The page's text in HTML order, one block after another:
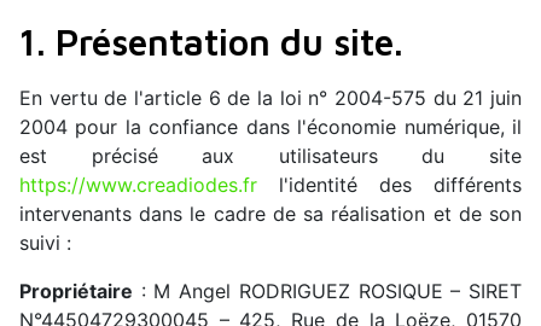
1. Présentation du site.
En vertu de l'article 6 de la loi n° 2004-575 du 21 juin
2004 pour la confiance dans l'économie numérique, il
est précisé aux utilisateurs du site
https://www.creadiodes.fr l'identité des différents
intervenants dans le cadre de sa réalisation et de son
suivi :
Propriétaire : M Angel RODRIGUEZ ROSIQUE – SIRET
N°44504729300045 – 425, Rue de la Loëze, 01570